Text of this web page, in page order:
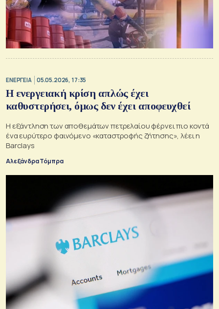
ΕΝΕΡΓΕΙΑ 05.05.2026, 17:35
Η ενεργειακή κρίση απλώς έχει
καθυστερήσει, όμως δεν έχει αποφευχθεί
Η εξάντληση των αποθεμάτων πετρελαίου φέρνει πιο κοντά
ένα ευρύτερο φαινόμενο «καταστροφής ζήτησης», λέει η
Barclays
Αλεξάνδρα Τόμπρα